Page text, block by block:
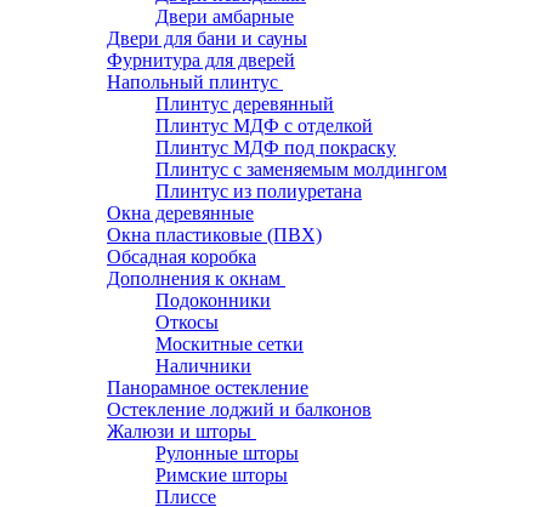
Двери амбарные
Двери для бани и сауны
Фурнитура для дверей
Напольный плинтус
Плинтус деревянный
Плинтус МДФ с отделкой
Плинтус МДФ под покраску
Плинтус с заменяемым молдингом
Плинтус из полиуретана
Окна деревянные
Окна пластиковые (ПВХ)
Обсадная коробка
Дополнения к окнам
Подоконники
Откосы
Москитные сетки
Наличники
Панорамное остекление
Остекление лоджий и балконов
Жалюзи и шторы
Рулонные шторы
Римские шторы
Плиссе